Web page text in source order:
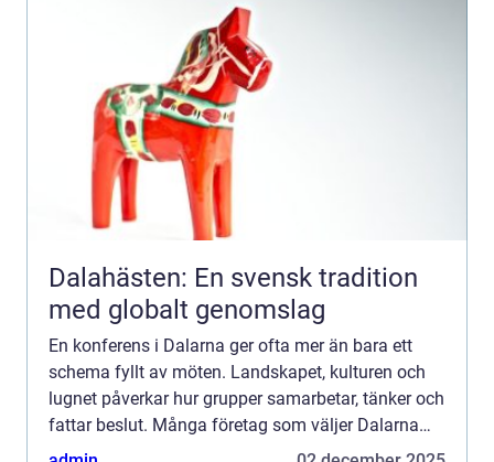
Dalahästen: En svensk tradition
med globalt genomslag
En konferens i Dalarna ger ofta mer än bara ett
schema fyllt av möten. Landskapet, kulturen och
lugnet påverkar hur grupper samarbetar, tänker och
fattar beslut. Många företag som väljer Dalarna
upplever att samtalen blir öppnare, idéerna fler och